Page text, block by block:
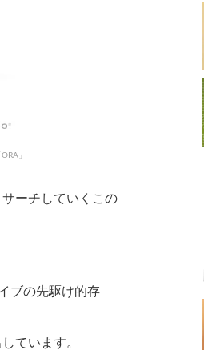
ORA」
ーチしていくこの
ブの先駆け的存
ています。